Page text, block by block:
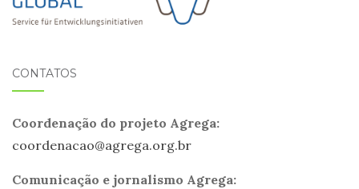
CONTATOS
Coordenação do projeto Agrega:
coordenacao@agrega.org.br
Comunicação e jornalismo Agrega: